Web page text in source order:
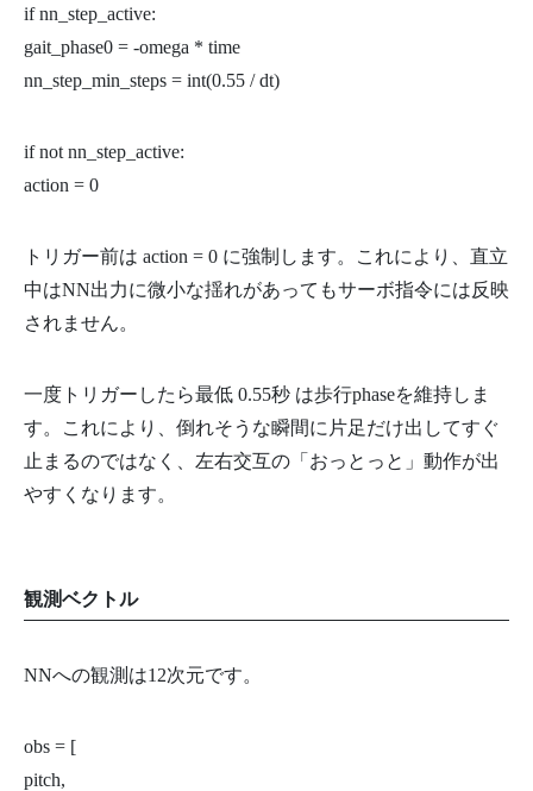
if nn_step_active:
gait_phase0 = -omega * time
nn_step_min_steps = int(0.55 / dt)
if not nn_step_active:
action = 0
トリガー前は action = 0 に強制します。これにより、直立
中はNN出力に微小な揺れがあってもサーボ指令には反映
されません。
一度トリガーしたら最低 0.55秒 は歩行phaseを維持しま
す。これにより、倒れそうな瞬間に片足だけ出してすぐ
止まるのではなく、左右交互の「おっとっと」動作が出
やすくなります。
観測ベクトル
NNへの観測は12次元です。
obs = [
pitch,